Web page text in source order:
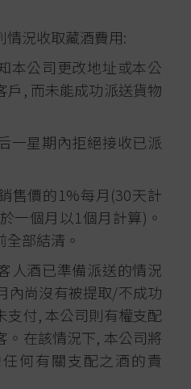
情況收取藏酒費用:
本公司更改地址或本公
戶, 而未能成功派送貨物
一星期內拒絕接收已派
售價的1%每月(30天計
一個月以1個月計算)。
部結清。
人酒已準備派送的情況
內尚沒有被提取/不成功
支付, 本公司則有權支配
。在該情況下, 本公司將
何有關支配之酒的責